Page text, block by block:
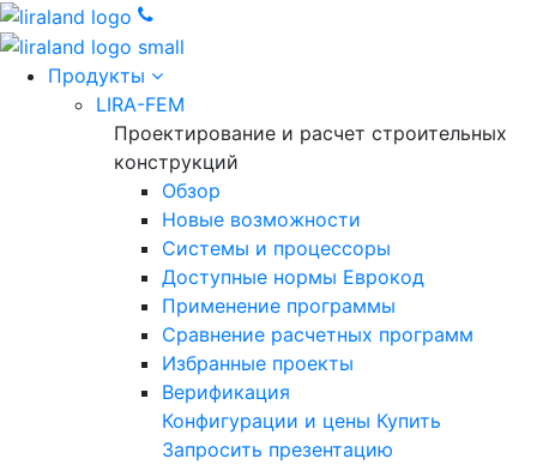
Продукты
LIRA-FEM
Проектирование и расчет строительных
конструкций
Обзор
Новые возможности
Cистемы и процессоры
Доступные нормы Еврокод
Применение программы
Сравнение расчетных программ
Избранные проекты
Верификация
Конфигурации и цены Купить
Запросить презентацию